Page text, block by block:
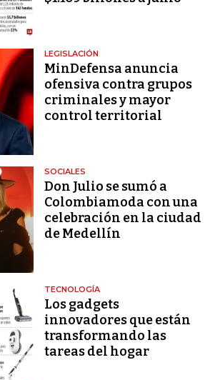
LEGISLACIÓN
MinDefensa anuncia
ofensiva contra grupos
criminales y mayor
control territorial
SOCIALES
Don Julio se sumó a
Colombiamoda con una
celebración en la ciudad
de Medellín
TECNOLOGÍA
Los gadgets
innovadores que están
transformando las
tareas del hogar